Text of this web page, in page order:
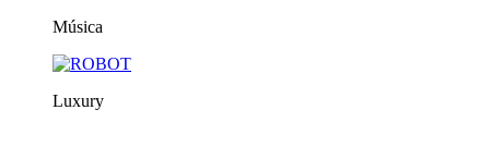
Música
Luxury